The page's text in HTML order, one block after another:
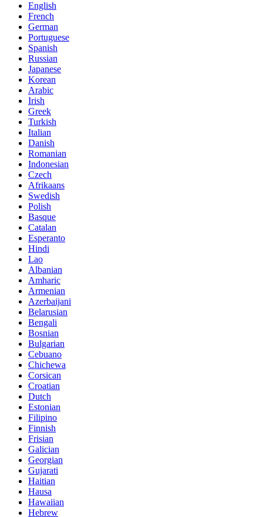
English
French
German
Portuguese
Spanish
Russian
Japanese
Korean
Arabic
Irish
Greek
Turkish
Italian
Danish
Romanian
Indonesian
Czech
Afrikaans
Swedish
Polish
Basque
Catalan
Esperanto
Hindi
Lao
Albanian
Amharic
Armenian
Azerbaijani
Belarusian
Bengali
Bosnian
Bulgarian
Cebuano
Chichewa
Corsican
Croatian
Dutch
Estonian
Filipino
Finnish
Frisian
Galician
Georgian
Gujarati
Haitian
Hausa
Hawaiian
Hebrew